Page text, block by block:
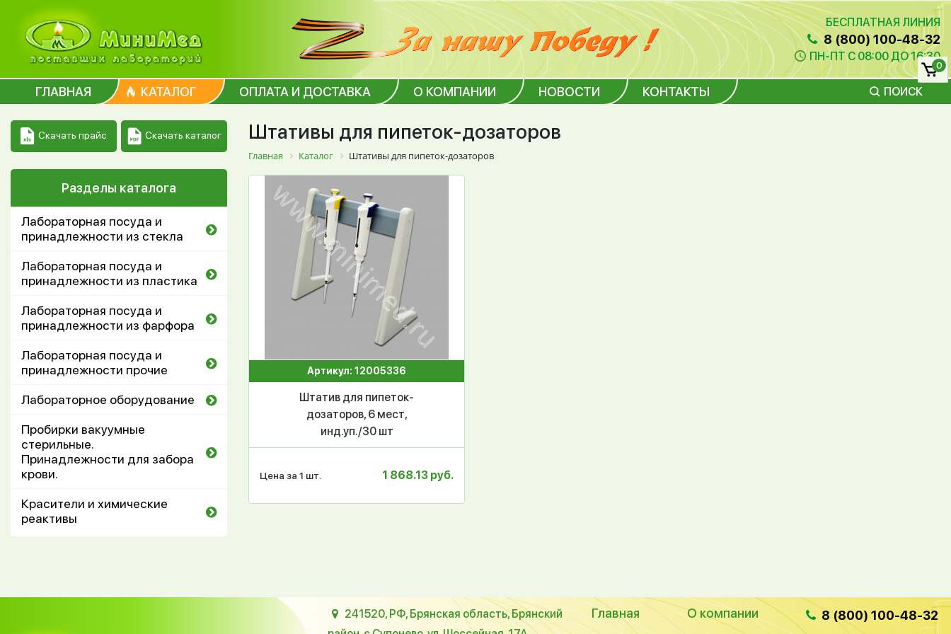
БЕСПЛАТНАЯ ЛИНИЯ
8 (800) 100-48-32
ПН-ПТ С 08:00 ДО 16:30
ГЛАВНАЯ КАТАЛОГ ОПЛАТА И ДОСТАВКА О КОМПАНИИ НОВОСТИ КОНТАКТЫ ПОИСК
0
Скачать прайс Скачать каталог
Разделы каталога
Лабораторная посуда и
принадлежности из стекла
Лабораторная посуда и
принадлежности из пластика
Лабораторная посуда и
принадлежности из фарфора
Лабораторная посуда и
принадлежности прочие
Лабораторное оборудование
Пробирки вакуумные
стерильные.
Принадлежности для забора
крови.
Красители и химические
реактивы
Штативы для пипеток-дозаторов
Главная Каталог Штативы для пипеток-дозаторов
Артикул: 12005336
Штатив для пипеток-
дозаторов, 6 мест,
инд.уп./30 шт
Цена за 1 шт. 1 868.13 руб.
241520, РФ, Брянская область, Брянский
Главная
О компании
8 (800) 100-48-32